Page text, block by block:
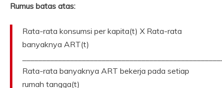
Rumus batas atas:
Rata-rata konsumsi per kapita(t) X Rata-rata
banyaknya ART(t)
Rata-rata banyaknya ART bekerja pada setiap
rumah tangga(t)